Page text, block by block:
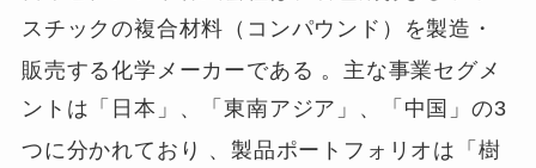
スチックの複合材料（コンパウンド）を製造・
販売する化学メーカーである 。主な事業セグメ
ントは「日本」、「東南アジア」、「中国」の3
つに分かれており 、製品ポートフォリオは「樹